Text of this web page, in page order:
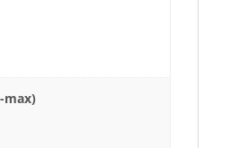
max)